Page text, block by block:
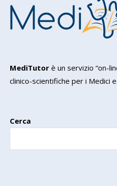
MediTutor è un servizio “on-
clinico-scientifiche per i Medici
Cerca